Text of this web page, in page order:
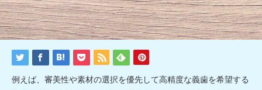
例えば、審美性や素材の選択を優先して高精度な義歯を希望する